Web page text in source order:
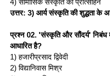
उत्तर: 3) आर्य संस्कृति की शुद्धता के
प्रश्‍न 02. 'संस्कृति और सौंदर्य'
आधारित है?
1) हजारीप्रसाद द्विवेदी
2) विद्यानिवास मिश्र